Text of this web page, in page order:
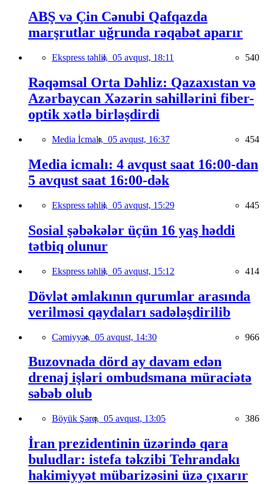
ABŞ və Çin Cənubi Qafqazda
marşrutlar uğrunda rəqabət aparır
Ekspress təhlil, 05 avqust, 18:11 540
Rəqəmsal Orta Dəhliz: Qazaxıstan və
Azərbaycan Xəzərin sahillərini fiber-
optik xətlə birləşdirdi
Media İcmalı, 05 avqust, 16:37 454
Media icmalı: 4 avqust saat 16:00-dan
5 avqust saat 16:00-dək
Ekspress təhlil, 05 avqust, 15:29 445
Sosial şəbəkələr üçün 16 yaş həddi
tətbiq olunur
Ekspress təhlil, 05 avqust, 15:12 414
Dövlət əmlakının qurumlar arasında
verilməsi qaydaları sadələşdirilib
Cəmiyyət, 05 avqust, 14:30 966
Buzovnada dörd ay davam edən
drenaj işləri ombudsmana müraciətə
səbəb olub
Böyük Şərq, 05 avqust, 13:05 386
İran prezidentinin üzərində qara
buludlar: istefa təkzibi Tehrandakı
hakimiyyət mübarizəsini üzə çıxarır